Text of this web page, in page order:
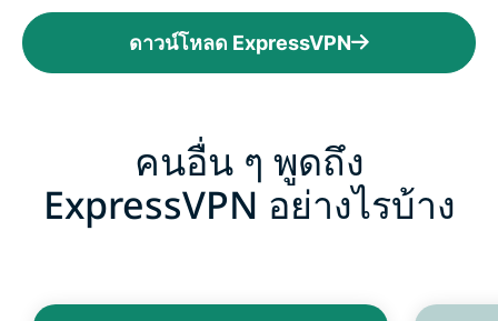
ดาวน์โหลด ExpressVPN
คนอื่น ๆ พูดถึง
ExpressVPN อย่างไรบ้าง